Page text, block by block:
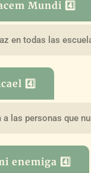
Mundi 4️⃣
en todas las
4️⃣
las personas que
enemiga 4️⃣